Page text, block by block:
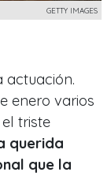
GETTY IMAGES
actuación.
enero varios
triste
querida
que la